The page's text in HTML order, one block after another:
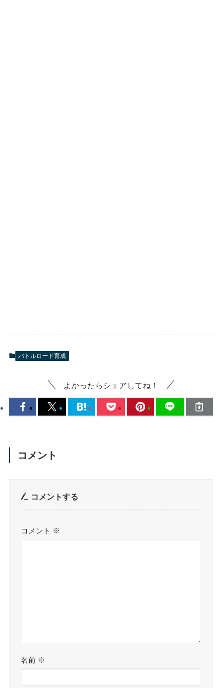
バトルロード育成
よかったらシェアしてね！
コメント
コメントする
コメント ※
名前 ※